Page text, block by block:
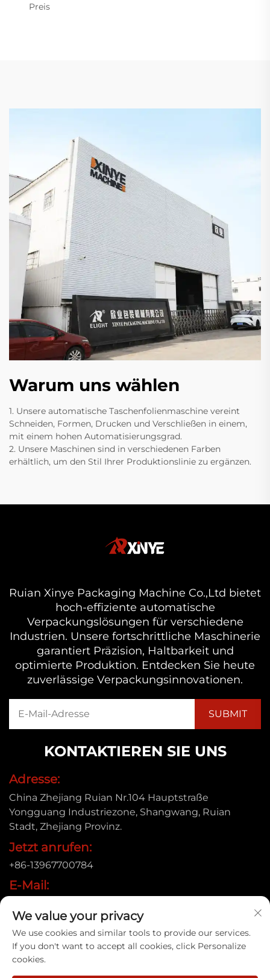
Preis
Warum uns wählen
1. Unsere automatische Taschenfolienmaschine vereint
Schneiden, Formen, Drucken und Verschließen in einem,
mit einem hohen Automatisierungsgrad.
2. Unsere Maschinen sind in verschiedenen Farben
erhältlich, um den Stil Ihrer Produktionslinie zu ergänzen.
Ruian Xinye Packaging Machine Co.,Ltd bietet
hoch-effiziente automatische
Verpackungslösungen für verschiedene
Industrien. Unsere fortschrittliche Maschinerie
garantiert Präzision, Haltbarkeit und
optimierte Produktion. Entdecken Sie heute
zuverlässige Verpackungsinnovationen.
KONTAKTIEREN SIE UNS
Adresse:
China Zhejiang Ruian Nr.104 Hauptstraße
Yongguang Industriezone, Shangwang, Ruian
Stadt, Zhejiang Provinz.
Jetzt anrufen:
+86-13967700784
E-Mail:
Urheberrecht © 2025 Ruian Xinye Packaging Machine
We value your privacy
We use cookies and similar tools to provide our services.
If you don't want to accept all cookies, click Personalize
cookies.